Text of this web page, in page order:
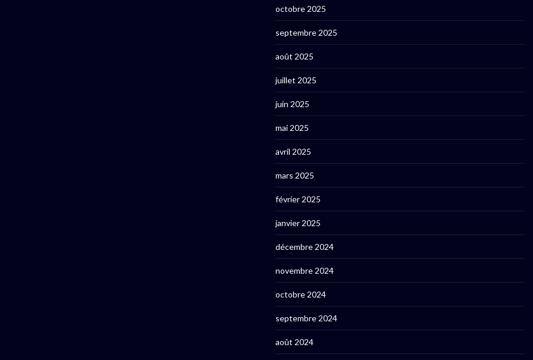
octobre 2025
septembre 2025
août 2025
juillet 2025
juin 2025
mai 2025
avril 2025
mars 2025
février 2025
janvier 2025
décembre 2024
novembre 2024
octobre 2024
septembre 2024
août 2024